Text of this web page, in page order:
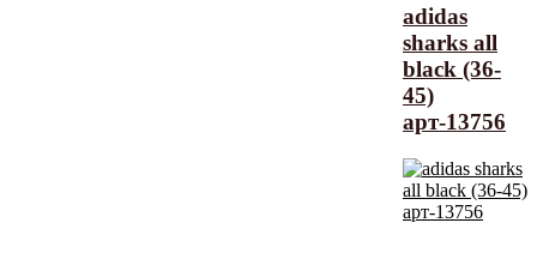
adidas
sharks all
black (36-
45)
арт-13756